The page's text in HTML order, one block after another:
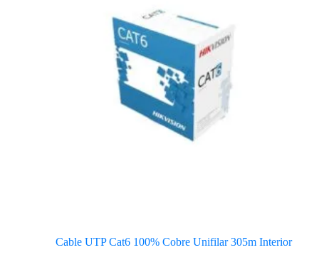
Cable UTP Cat6 100% Cobre Unifilar 305m Interior